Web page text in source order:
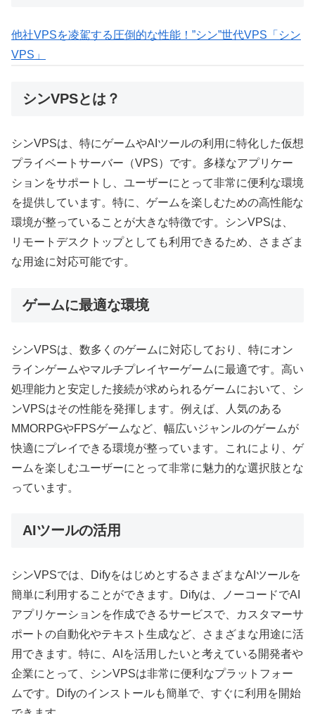
他社VPSを凌駕する圧倒的な性能！”シン”世代VPS「シン
VPS」
シンVPSとは？
シンVPSは、特にゲームやAIツールの利用に特化した仮想
プライベートサーバー（VPS）です。多様なアプリケー
ションをサポートし、ユーザーにとって非常に便利な環境
を提供しています。特に、ゲームを楽しむための高性能な
環境が整っていることが大きな特徴です。シンVPSは、
リモートデスクトップとしても利用できるため、さまざま
な用途に対応可能です。
ゲームに最適な環境
シンVPSは、数多くのゲームに対応しており、特にオン
ラインゲームやマルチプレイヤーゲームに最適です。高い
処理能力と安定した接続が求められるゲームにおいて、シ
ンVPSはその性能を発揮します。例えば、人気のある
MMORPGやFPSゲームなど、幅広いジャンルのゲームが
快適にプレイできる環境が整っています。これにより、ゲ
ームを楽しむユーザーにとって非常に魅力的な選択肢とな
っています。
AIツールの活用
シンVPSでは、DifyをはじめとするさまざまなAIツールを
簡単に利用することができます。Difyは、ノーコードでAI
アプリケーションを作成できるサービスで、カスタマーサ
ポートの自動化やテキスト生成など、さまざまな用途に活
用できます。特に、AIを活用したいと考えている開発者や
企業にとって、シンVPSは非常に便利なプラットフォー
ムです。Difyのインストールも簡単で、すぐに利用を開始